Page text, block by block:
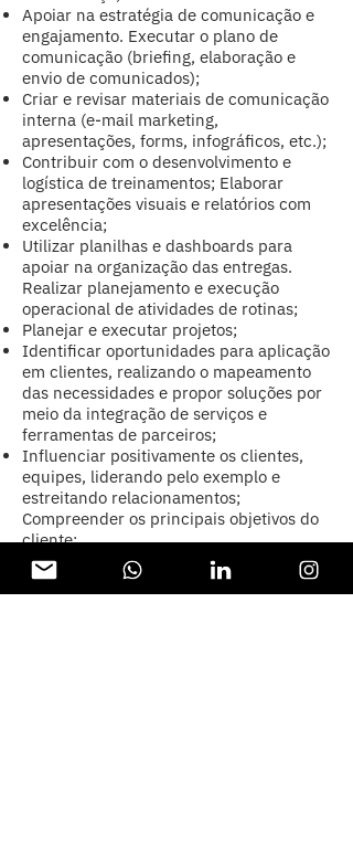
Apoiar na estratégia de comunicação e
engajamento. Executar o plano de
comunicação (briefing, elaboração e
envio de comunicados);
Criar e revisar materiais de comunicação
interna (e-mail marketing,
apresentações, forms, infográficos, etc.);
Contribuir com o desenvolvimento e
logística de treinamentos; Elaborar
apresentações visuais e relatórios com
excelência;
Utilizar planilhas e dashboards para
apoiar na organização das entregas.
Realizar planejamento e execução
operacional de atividades de rotinas;
Planejar e executar projetos;
Identificar oportunidades para aplicação
em clientes, realizando o mapeamento
das necessidades e propor soluções por
meio da integração de serviços e
ferramentas de parceiros;
Influenciar positivamente os clientes,
equipes, liderando pelo exemplo e
estreitando relacionamentos;
Compreender os principais objetivos do
cliente;
Alinhar à equipe em relação aos
objetivos e estabelecer prioridades e